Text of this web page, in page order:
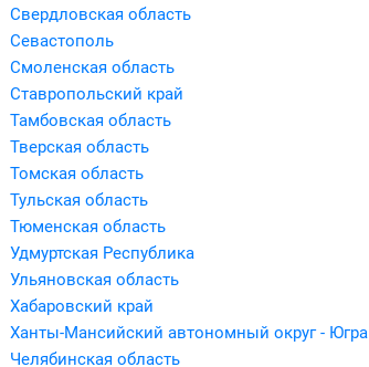
Свердловская область
Севастополь
Смоленская область
Ставропольский край
Тамбовская область
Тверская область
Томская область
Тульская область
Тюменская область
Удмуртская Республика
Ульяновская область
Хабаровский край
Ханты-Мансийский автономный округ - Югра
Челябинская область